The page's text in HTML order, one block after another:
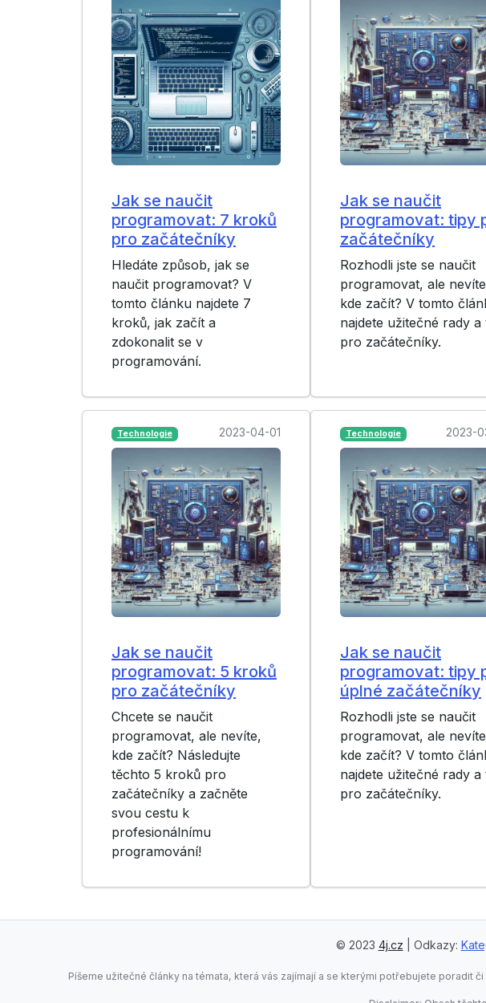
Jak se naučit
programovat: 7 kroků
pro začátečníky
Hledáte způsob, jak se
naučit programovat? V
tomto článku najdete 7
kroků, jak začít a
zdokonalit se v
programování.
Jak se naučit
programovat: tipy
začátečníky
Rozhodli jste se naučit
programovat, ale
kde začít? V tomto
najdete užitečné rady a
pro začátečníky.
Technologie 2023-04-01
Jak se naučit
programovat: 5 kroků
pro začátečníky
Chcete se naučit
programovat, ale nevíte,
kde začít? Následujte
těchto 5 kroků pro
začátečníky a začněte
svou cestu k
profesionálnímu
programování!
Technologie 2023-
Jak se naučit
programovat: tipy
úplné začátečníky
Rozhodli jste se naučit
programovat, ale
kde začít? V tomto
najdete užitečné rady a
pro začátečníky.
© 2023 4j.cz | Odkazy:
Píšeme užitečné články na témata, která vás zajímají a se kterými potřebujete poradit